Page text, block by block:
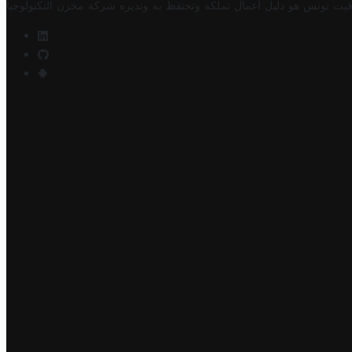
تونس هو دليل أعمال تملكه وتحتفظ به وتديره شركة مخزن التكنولوجيا